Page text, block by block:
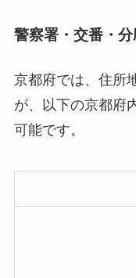
警察署・交番・
京都府では、住所
が、以下の京都府
可能です。